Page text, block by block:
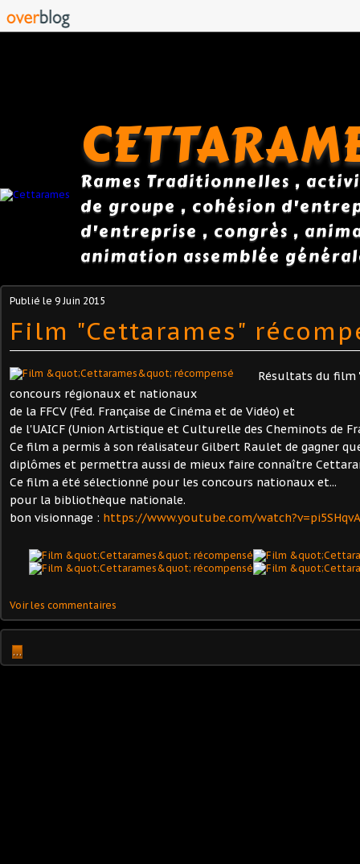
Rames Traditionnelles ,
de groupe , cohésion
d'entreprise , congrès ,
animation assemblée
Publié le 9 Juin 2015
Film "Cettarames"
Résultats du film
concours régionaux et nationaux
de la FFCV (Féd. Française de Cinéma et de Vidéo) et
de l'UAICF (Union Artistique et Culturelle des Cheminots de
Ce film a permis à son réalisateur Gilbert Raulet de gagner
diplômes et permettra aussi de mieux faire connaître
Ce film a été sélectionné pour les concours nationaux et...
pour la bibliothèque nationale.
bon visionnage : https://www.youtube.com/
Voir les commentaires
…